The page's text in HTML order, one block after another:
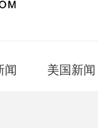
闻 美国新闻